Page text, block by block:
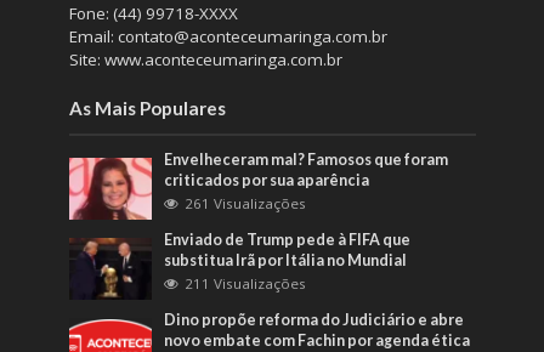
Fone: (44) 99718-XXXX
Email: contato@aconteceumaringa.com.br
Site: www.aconteceumaringa.com.br
As Mais Populares
Envelheceram mal? Famosos que foram
criticados por sua aparência
261 Visualizações
Enviado de Trump pede à FIFA que
substitua Irã por Itália no Mundial
211 Visualizações
Dino propõe reforma do Judiciário e abre
novo embate com Fachin por agenda ética